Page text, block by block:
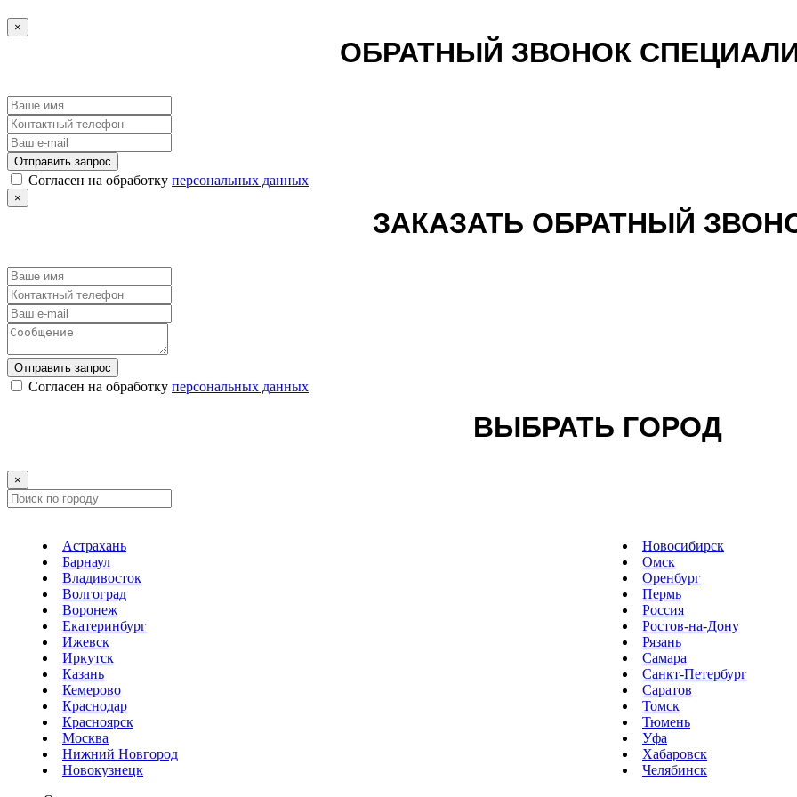
×
ОБРАТНЫЙ ЗВОНОК
Отправить запрос
Cогласен на обработку персональных данных
×
ЗАКАЗАТЬ ОБРАТНЫЙ
Отправить запрос
Cогласен на обработку персональных данных
ВЫБРАТЬ ГОРОД
×
Астрахань
Барнаул
Владивосток
Волгоград
Воронеж
Екатеринбург
Ижевск
Иркутск
Казань
Кемерово
Краснодар
Красноярск
Москва
Нижний Новгород
Новокузнецк
Новосибирск
Омск
Оренбург
Пермь
Россия
Ростов-на-Дону
Рязань
Самара
Санкт-Петербург
Саратов
Томск
Тюмень
Уфа
Хабаровск
Челябинск